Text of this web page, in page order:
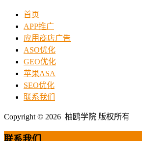
首页
APP推广
应用商店广告
ASO优化
GEO优化
苹果ASA
SEO优化
联系我们
Copyright © 2026 柚鸥学院 版权所有
联系我们